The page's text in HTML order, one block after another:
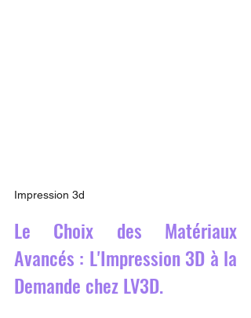
Impression 3d
Le Choix des Matériaux
Avancés : L'Impression 3D à la
Demande chez LV3D.